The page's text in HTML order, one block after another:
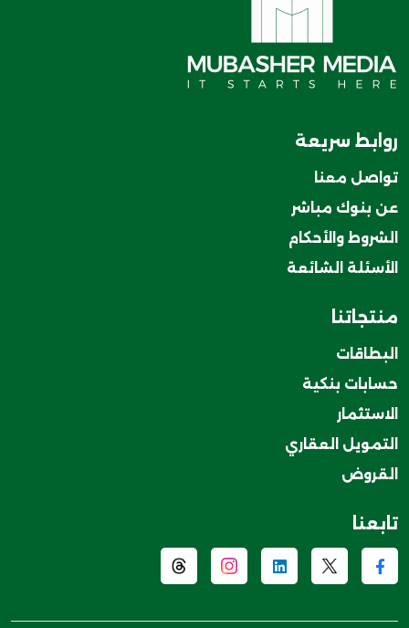
روابط سريعة
تواصل معنا
عن بنوك مباشر
الشروط والأحكام
الأسئلة الشائعة
منتجاتنا
البطاقات
حسابات بنكية
الاستثمار
التمويل العقاري
القروض
تابعنا